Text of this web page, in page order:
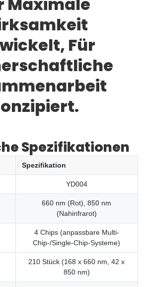
Für
Spezifikationen
Spezifikation
YD004
660 nm (Rot), 850 nm
(Nahinfrarot)
4 Chips (anpassbare Multi-
Chip-/Single-Chip-Systeme)
210 Stück (168 x 660 nm, 42 x
850 nm)